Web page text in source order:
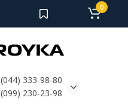
(044) 333-98-80
(099) 230-23-98
0